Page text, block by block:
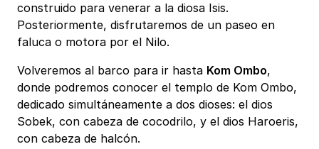
construido para venerar a la diosa Isis.
Posteriormente, disfrutaremos de un paseo en
faluca o motora por el Nilo.
Volveremos al barco para ir hasta Kom Ombo,
donde podremos conocer el templo de Kom Ombo,
dedicado simultáneamente a dos dioses: el dios
Sobek, con cabeza de cocodrilo, y el dios Haroeris,
con cabeza de halcón.